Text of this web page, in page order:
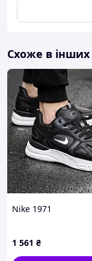
Схоже в інших
Nike 1971
1 561 ₴